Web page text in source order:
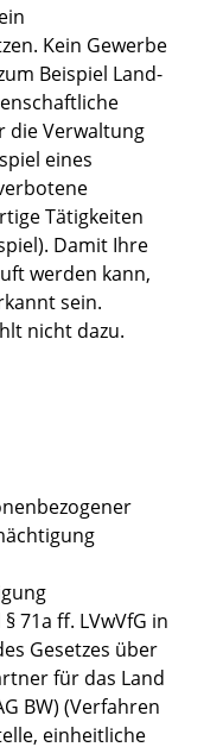
Kein Gewerbe
Beispiel Land-
die Verwaltung
eines
Tätigkeiten
Damit Ihre
werden kann,
sein.
nicht dazu.
§ 71a ff. LVwVfG in
Gesetzes über
für das Land
BW) (Verfahren
einheitliche